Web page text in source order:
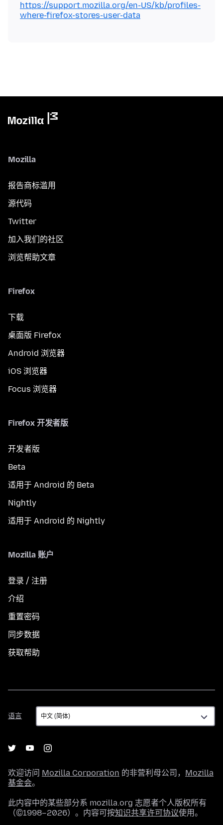
https://support.mozilla.org/en-US/kb/profiles-
where-firefox-stores-user-data
Mozilla
报告商标滥用
源代码
Twitter
加入我们的社区
浏览帮助文章
Firefox
下载
桌面版 Firefox
Android 浏览器
iOS 浏览器
Focus 浏览器
Firefox 开发者版
开发者版
Beta
适用于 Android 的 Beta
Nightly
适用于 Android 的 Nightly
Mozilla 账户
登录 / 注册
介绍
重置密码
同步数据
获取帮助
语言
语
言
欢迎访问 Mozilla Corporation 的非营利母公司， Mozilla
基金会。
此内容中的某些部分系 mozilla.org 志愿者个人版权所有
（©1998–2026）。内容可按知识共享许可协议使用。